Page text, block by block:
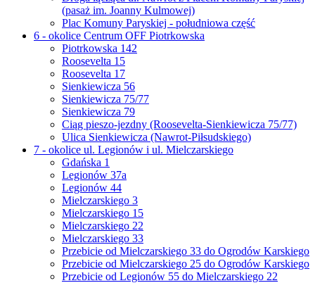
(pasaż im. Joanny Kulmowej)
Plac Komuny Paryskiej - południowa część
6 - okolice Centrum OFF Piotrkowska
Piotrkowska 142
Roosevelta 15
Roosevelta 17
Sienkiewicza 56
Sienkiewicza 75/77
Sienkiewicza 79
Ciąg pieszo-jezdny (Roosevelta-Sienkiewicza 75/77)
Ulica Sienkiewicza (Nawrot-Piłsudskiego)
7 - okolice ul. Legionów i ul. Mielczarskiego
Gdańska 1
Legionów 37a
Legionów 44
Mielczarskiego 3
Mielczarskiego 15
Mielczarskiego 22
Mielczarskiego 33
Przebicie od Mielczarskiego 33 do Ogrodów Karskiego
Przebicie od Mielczarskiego 25 do Ogrodów Karskiego
Przebicie od Legionów 55 do Mielczarskiego 22